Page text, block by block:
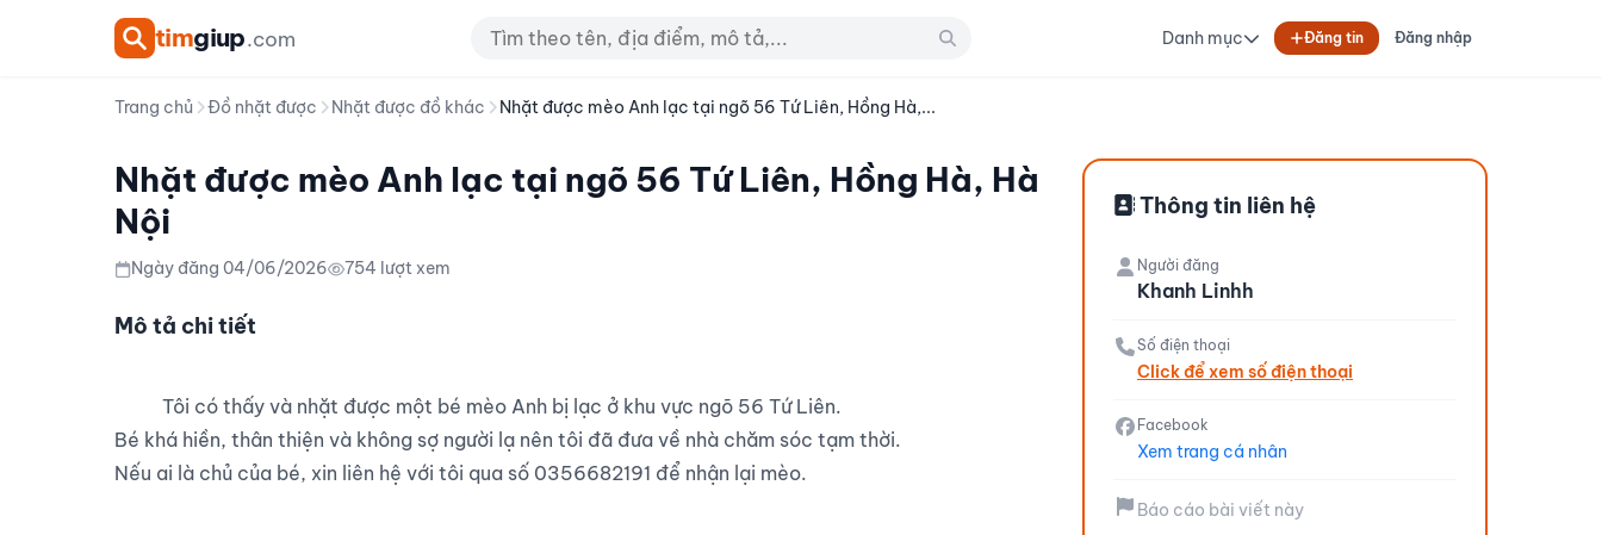
timgiup.com Danh mục Đăng tin Đăng nhập
Trang chủ Đồ nhặt được Nhặt được đồ khác Nhặt được mèo Anh lạc tại ngõ 56 Tứ Liên, Hồng Hà,...
Nhặt được mèo Anh lạc tại ngõ 56 Tứ Liên, Hồng Hà, Hà
Nội
Ngày đăng 04/06/2026 754 lượt xem
Mô tả chi tiết
Bé khá hiền, thân thiện và không sợ người lạ nên tôi đã đưa về nhà chăm sóc tạm thời.
Nếu ai là chủ của bé, xin liên hệ với tôi qua số 0356682191 để nhận lại mèo.
Thông tin liên hệ
Người đăng
Khanh Linhh
Số điện thoại
Click để xem số điện thoại
Facebook
Xem trang cá nhân
Báo cáo bài viết này